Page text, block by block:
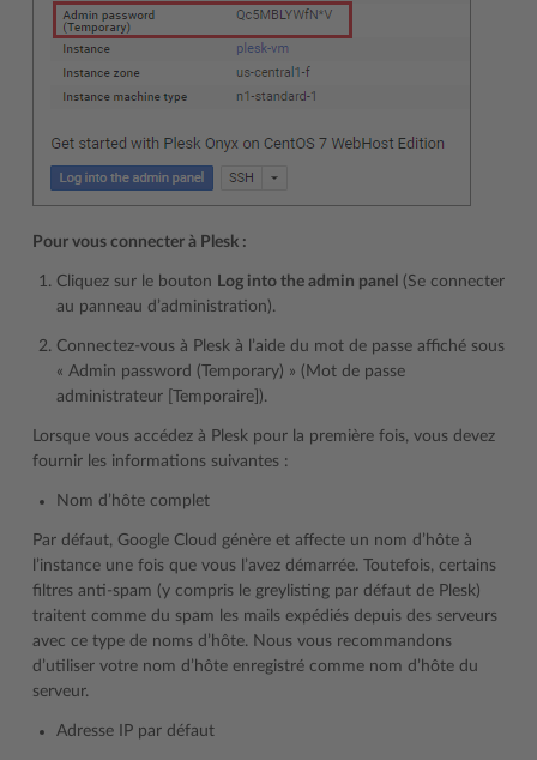
Pour vous connecter à Plesk :
Cliquez sur le bouton Log into the admin panel (Se connecter
au panneau d’administration).
Connectez-vous à Plesk à l’aide du mot de passe affiché sous
« Admin password (Temporary) » (Mot de passe
administrateur [Temporaire]).
Lorsque vous accédez à Plesk pour la première fois, vous devez
fournir les informations suivantes :
Nom d’hôte complet
Par défaut, Google Cloud génère et affecte un nom d’hôte à
l’instance une fois que vous l’avez démarrée. Toutefois, certains
filtres anti-spam (y compris le greylisting par défaut de Plesk)
traitent comme du spam les mails expédiés depuis des serveurs
avec ce type de noms d’hôte. Nous vous recommandons
d’utiliser votre nom d’hôte enregistré comme nom d’hôte du
serveur.
Adresse IP par défaut